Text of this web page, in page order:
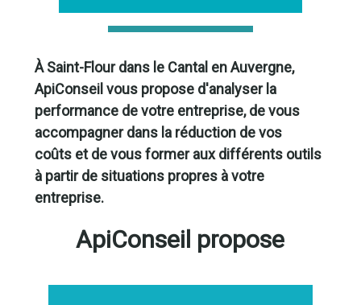
À Saint-Flour dans le Cantal en Auvergne,
ApiConseil vous propose d'analyser la
performance de votre entreprise, de vous
accompagner dans la réduction de vos
coûts et de vous former aux différents outils
à partir de situations propres à votre
entreprise.
ApiConseil propose